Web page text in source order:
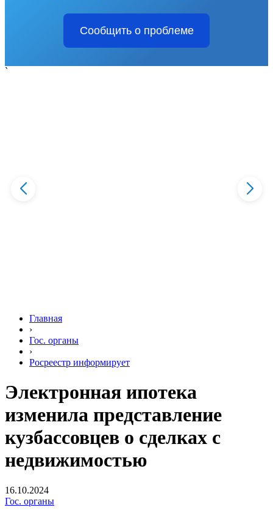
Сообщить о проблеме
`
Главная
›
Гос. органы
›
Росреестр информирует
Электронная ипотека
изменила представление
кузбассовцев о сделках с
недвижимостью
16.10.2024
Гос. органы